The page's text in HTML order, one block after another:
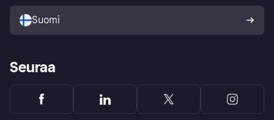
Ostajan turva
Suomi
Seuraa